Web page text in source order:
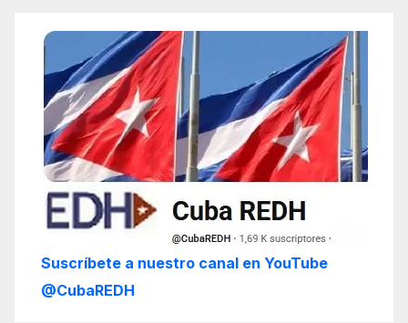
Suscríbete a nuestro canal en YouTube
@CubaREDH